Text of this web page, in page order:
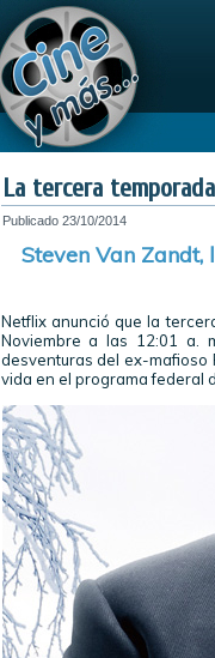
La tercera
Publicado 23/10/2014
Steven Van
Netflix anunció que la
Noviembre a las 12:01 a.
desventuras del ex-mafioso
vida en el programa federal